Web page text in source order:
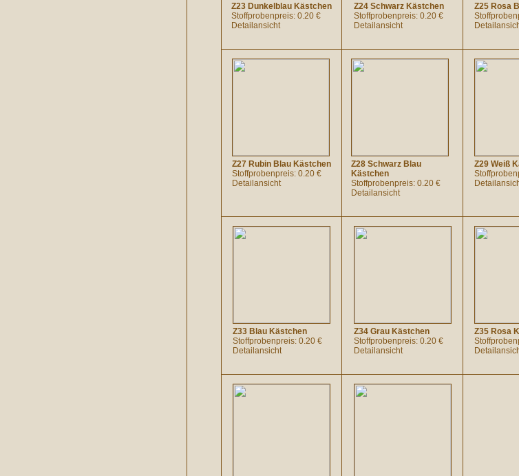
Z23 Dunkelblau Kästchen
Stoffprobenpreis: 0.20 €
Detailansicht
Z24 Schwarz Kästchen
Stoffprobenpreis: 0.20 €
Detailansicht
Z25 Rosa
Z27 Rubin Blau Kästchen
Stoffprobenpreis: 0.20 €
Detailansicht
Z28 Schwarz Blau
Kästchen
Stoffprobenpreis: 0.20 €
Detailansicht
Z29 Weiß
Z33 Blau Kästchen
Stoffprobenpreis: 0.20 €
Detailansicht
Z34 Grau Kästchen
Stoffprobenpreis: 0.20 €
Detailansicht
Z35 Rosa